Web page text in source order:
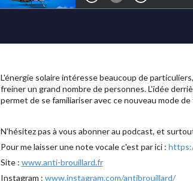
L'énergie solaire intéresse beaucoup de
freiner un grand nombre de personnes. L'idée
permet de se familiariser avec ce nouveau mode
N’hésitez pas à vous abonner au podcast, et
Pour me laisser une note vocale c'est par ici :
Site : www.anti-brouillard.fr
Instagram : www.instagram.com/antibrouillard/